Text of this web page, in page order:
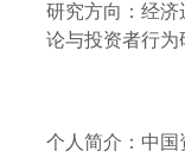
研究方向： 经济
论与投资者行为
个人简介：中国